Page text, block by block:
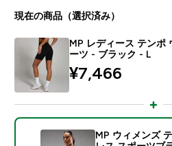
現在の商品（選択済み）
MP レディース テンポ
ーツ - ブラック - L
¥7,466‎
MP ウィメンズ